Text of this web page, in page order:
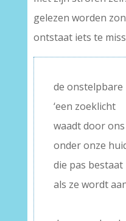
gelezen worden
ontstaat iets te
de onstelpbare
‘een zoeklicht
waadt door
onder onze
die pas bestaat
als ze wordt